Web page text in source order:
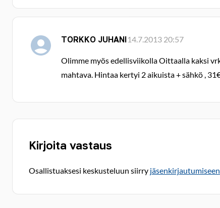
TORKKO JUHANI14.7.2013 20:57
Olimme myös edellisviikolla Oittaalla kaksi
mahtava. Hintaa kertyi 2 aikuista + sähkö ,
Kirjoita vastaus
Osallistuaksesi keskusteluun siirry jäsenkirjautumiseen